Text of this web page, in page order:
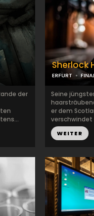
der
Sherlock
ERFURT
Seine
er dem
verschwindet
WEITER